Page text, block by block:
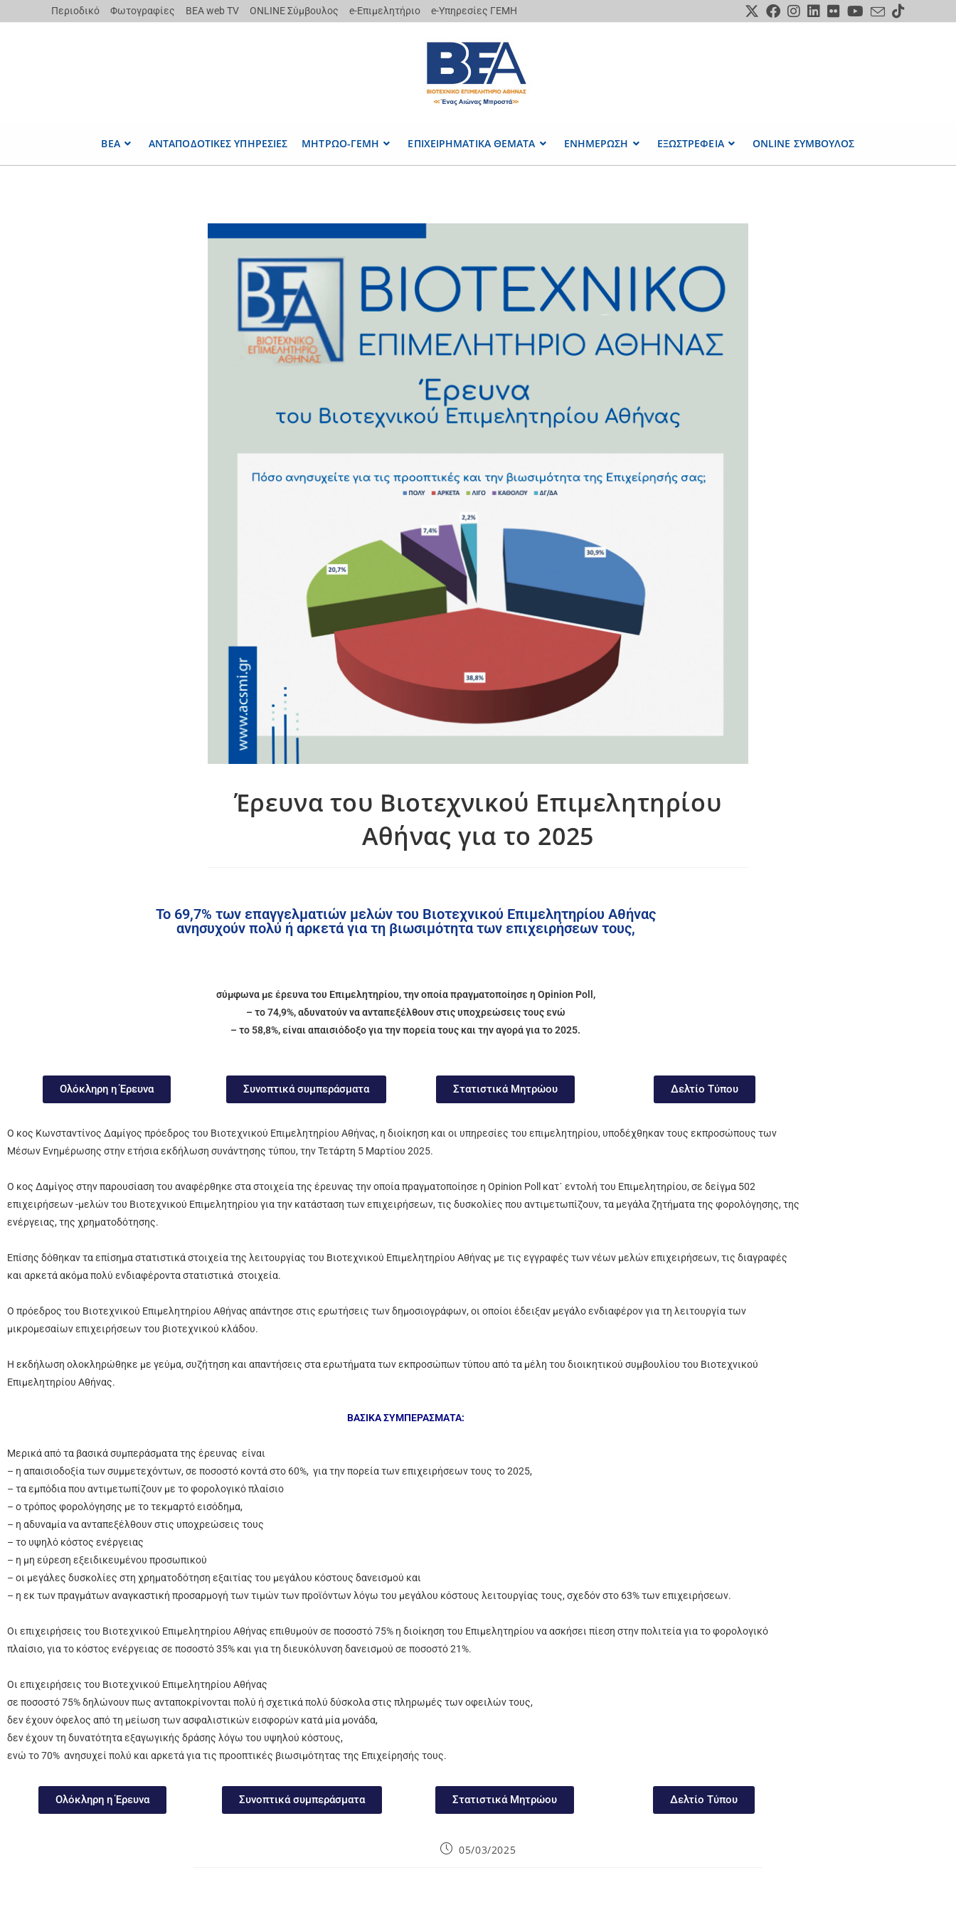
Περιοδικό Φωτογραφίες ΒΕΑ web TV ONLINE Σύμβουλος e-Επιμελητήριο e-Υπηρεσίες ΓΕΜΗ
ΒΕΑ ΑΝΤΑΠΟΔΟΤΙΚΕΣ ΥΠΗΡΕΣΙΕΣ ΜΗΤΡΩΟ-ΓΕΜΗ ΕΠΙΧΕΙΡΗΜΑΤΙΚΑ ΘΕΜΑΤΑ ΕΝΗΜΕΡΩΣΗ ΕΞΩΣΤΡΕΦΕΙΑ ONLINE ΣΥΜΒΟΥΛΟΣ
Έρευνα του Βιοτεχνικού Επιμελητηρίου
Αθήνας για το 2025
Το 69,7% των επαγγελματιών μελών του Βιοτεχνικού Επιμελητηρίου Αθήνας
ανησυχούν πολύ ή αρκετά για τη βιωσιμότητα των επιχειρήσεων τους,
σύμφωνα με έρευνα του Επιμελητηρίου, την οποία πραγματοποίησε η Opinion Poll,
– το 74,9%, αδυνατούν να ανταπεξέλθουν στις υποχρεώσεις τουςενώ
– το 58,8%, είναι απαισιόδοξο για την πορεία τους και την αγορά για το 2025.
Ολόκληρη η Έρευνα Συνοπτικά συμπεράσματα Στατιστικά Μητρώου Δελτίο Τύπου
Ο κος Κωνσταντίνος Δαμίγος πρόεδρος του Βιοτεχνικού Επιμελητηρίου Αθήνας, η διοίκηση και οι υπηρεσίες του επιμελητηρίου, υποδέχθηκαν τους εκπροσώπους των
Μέσων Ενημέρωσης στην ετήσια εκδήλωση συνάντησης τύπου, την Τετάρτη 5 Μαρτίου 2025.
Ο κος Δαμίγος στην παρουσίαση του αναφέρθηκε στα στοιχεία της έρευνας την οποία πραγματοποίησε η Opinion Poll κατ᾽ εντολή του Επιμελητηρίου, σε δείγμα 502
επιχειρήσεων -μελών του Βιοτεχνικού Επιμελητηρίου για την κατάσταση των επιχειρήσεων, τις δυσκολίες που αντιμετωπίζουν, τα μεγάλα ζητήματα της φορολόγησης, της
ενέργειας, της χρηματοδότησης.
Επίσης δόθηκαν τα επίσημα στατιστικά στοιχεία της λειτουργίας του Βιοτεχνικού Επιμελητηρίου Αθήνας με τις εγγραφές των νέων μελών επιχειρήσεων, τις διαγραφές
και αρκετά ακόμα πολύ ενδιαφέροντα στατιστικά στοιχεία.
Ο πρόεδρος του Βιοτεχνικού Επιμελητηρίου Αθήνας απάντησε στις ερωτήσεις των δημοσιογράφων, οι οποίοι έδειξαν μεγάλο ενδιαφέρον για τη λειτουργία των
μικρομεσαίων επιχειρήσεων του βιοτεχνικού κλάδου.
Η εκδήλωση ολοκληρώθηκε με γεύμα, συζήτηση και απαντήσεις στα ερωτήματα των εκπροσώπων τύπου από τα μέλη του διοικητικού συμβουλίου του Βιοτεχνικού
Επιμελητηρίου Αθήνας.
ΒΑΣΙΚΑ ΣΥΜΠΕΡΑΣΜΑΤΑ:
Μερικά από τα βασικά συμπεράσματα της έρευνας είναι
– η απαισιοδοξία των συμμετεχόντων, σε ποσοστό κοντά στο 60%, για την πορεία των επιχειρήσεων τους το 2025,
– τα εμπόδια που αντιμετωπίζουν με το φορολογικό πλαίσιο
– ο τρόπος φορολόγησης με το τεκμαρτό εισόδημα,
– η αδυναμία να ανταπεξέλθουν στις υποχρεώσεις τους
– το υψηλό κόστος ενέργειας
– η μη εύρεση εξειδικευμένου προσωπικού
– οι μεγάλες δυσκολίες στη χρηματοδότηση εξαιτίας του μεγάλου κόστους δανεισμού και
– η εκ των πραγμάτων αναγκαστική προσαρμογή των τιμών των προϊόντων λόγω του μεγάλου κόστους λειτουργίας τους, σχεδόν στο 63% των επιχειρήσεων.
Οι επιχειρήσεις του Βιοτεχνικού Επιμελητηρίου Αθήνας επιθυμούν σε ποσοστό 75% η διοίκηση του Επιμελητηρίου να ασκήσει πίεση στην πολιτεία για το φορολογικό
πλαίσιο, για το κόστος ενέργειας σε ποσοστό 35% και για τη διευκόλυνση δανεισμού σε ποσοστό 21%.
Οι επιχειρήσεις του Βιοτεχνικού Επιμελητηρίου Αθήνας
σε ποσοστό 75% δηλώνουν πως ανταποκρίνονται πολύ ή σχετικά πολύ δύσκολα στις πληρωμές των οφειλών τους,
δεν έχουν όφελος από τη μείωση των ασφαλιστικών εισφορών κατά μία μονάδα,
δεν έχουν τη δυνατότητα εξαγωγικής δράσης λόγω του υψηλού κόστους,
ενώ το 70% ανησυχεί πολύ και αρκετά για τις προοπτικές βιωσιμότητας της Επιχείρησής τους.
Ολόκληρη η Έρευνα Συνοπτικά συμπεράσματα Στατιστικά Μητρώου Δελτίο Τύπου
05/03/2025